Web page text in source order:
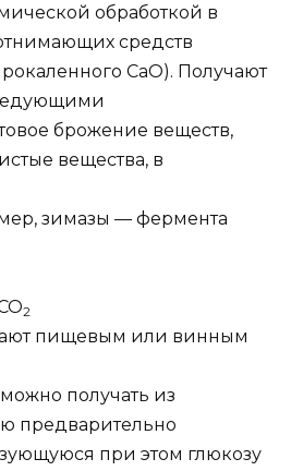
обработкой в
средств
СаО). Получают
брожение веществ,
вещества, в
зимазы — фермента
2
пищевым или винным
получать из
предварительно
при этом глюкозу